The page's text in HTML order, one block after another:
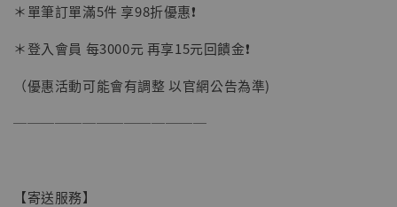
＊單筆訂單滿5件 享98折優惠❗️
＊登入會員 每3000元 再享15元回饋金❗️
（優惠活動可能會有調整 以官網公告為準)
──────────────
【寄送服務】